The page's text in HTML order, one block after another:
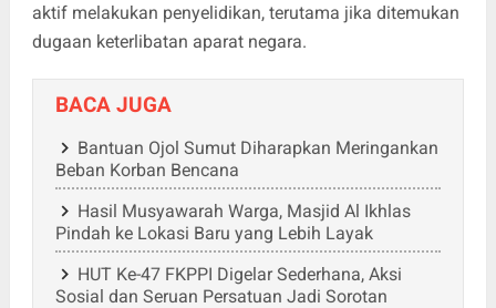
aktif melakukan penyelidikan, terutama jika ditemukan
dugaan keterlibatan aparat negara.
BACA JUGA
Bantuan Ojol Sumut Diharapkan Meringankan
Beban Korban Bencana
Hasil Musyawarah Warga, Masjid Al Ikhlas
Pindah ke Lokasi Baru yang Lebih Layak
HUT Ke-47 FKPPI Digelar Sederhana, Aksi
Sosial dan Seruan Persatuan Jadi Sorotan